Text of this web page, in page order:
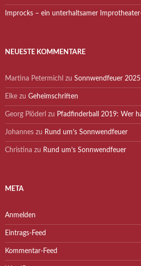
Improcks – ein unterhaltsamer
NEUESTE KOMMENTARE
Martina Petermichl zu Sonnwendfeuer 2025
Elke zu Geheimschriften
Georg Plöderl zu Pfadfinderball 2019: Wer
Johannes zu Rund um’s Sonnwendfeuer
Christina zu Rund um’s Sonnwendfeuer
META
Anmelden
Eintrags-Feed
Kommentar-Feed